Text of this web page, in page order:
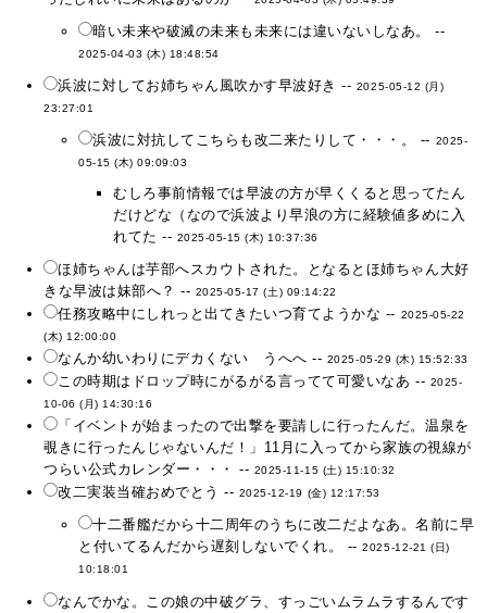
暗い未来や破滅の未来も未来には違いないしなあ。 --
2025-04-03 (木) 18:48:54
浜波に対してお姉ちゃん風吹かす早波好き -- 2025-05-12 (月)
23:27:01
浜波に対抗してこちらも改二来たりして・・・。 -- 2025-
05-15 (木) 09:09:03
むしろ事前情報では早波の方が早くくると思ってたん
だけどな（なので浜波より早浪の方に経験値多めに入
れてた -- 2025-05-15 (木) 10:37:36
ほ姉ちゃんは芋部へスカウトされた。となるとほ姉ちゃん大好
きな早波は妹部へ？ -- 2025-05-17 (土) 09:14:22
任務攻略中にしれっと出てきたいつ育てようかな -- 2025-05-22
(木) 12:00:00
なんか幼いわりにデカくない うへへ -- 2025-05-29 (木) 15:52:33
この時期はドロップ時にがるがる言ってて可愛いなあ -- 2025-
10-06 (月) 14:30:16
「イベントが始まったので出撃を要請しに行ったんだ。温泉を
覗きに行ったんじゃないんだ！」11月に入ってから家族の視線が
つらい公式カレンダー・・・ -- 2025-11-15 (土) 15:10:32
改二実装当確おめでとう -- 2025-12-19 (金) 12:17:53
十二番艦だから十二周年のうちに改二だよなあ。名前に早
と付いてるんだから遅刻しないでくれ。 --2025-12-21 (日)
10:18:01
なんでかな。この娘の中破グラ、すっごいムラムラするんです